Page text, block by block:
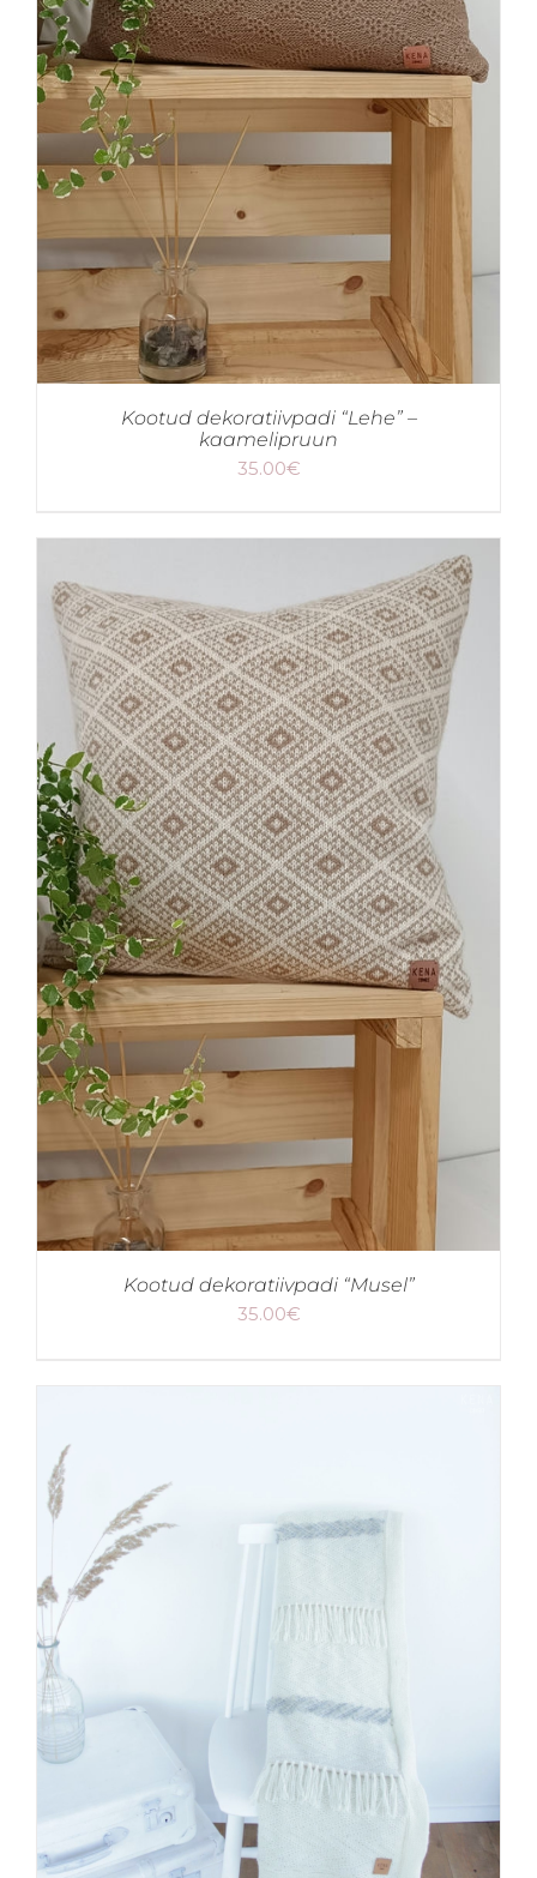
Kootud dekoratiivpadi “Lehe” –
kaamelipruun
35.00€
Kootud dekoratiivpadi “Musel”
35.00€